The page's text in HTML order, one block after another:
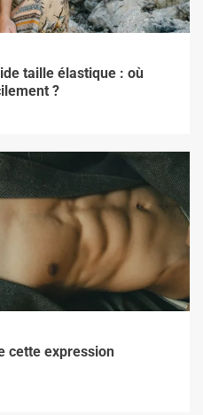
taille élastique : où
?
cette expression